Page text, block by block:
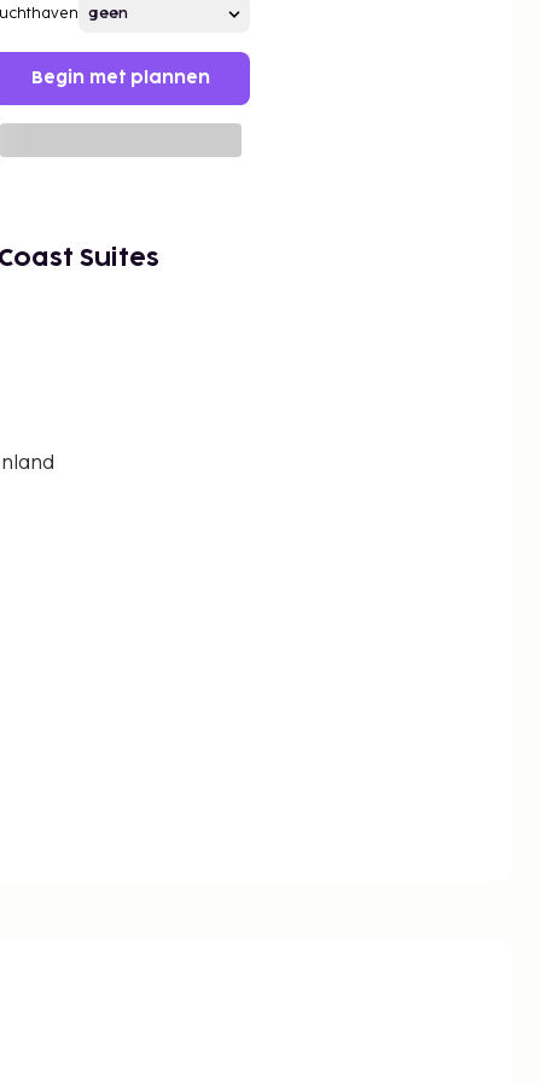
Begin met plannen
Suites